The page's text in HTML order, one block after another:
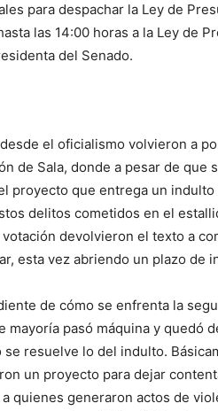
para despachar la Ley de
las 14:00 horas a la Ley de
del Senado.
el oficialismo volvieron a
de Sala, donde a pesar de que
proyecto que entrega un indulto
delitos cometidos en el
devolvieron el texto a
esta vez abriendo un plazo de
de cómo se enfrenta la
mayoría pasó máquina y quedó
resuelve lo del indulto.
un proyecto para dejar
quienes generaron actos de